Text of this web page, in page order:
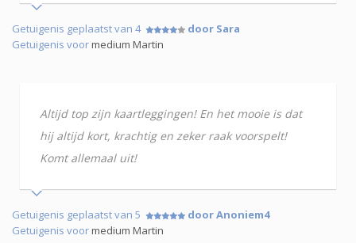
Getuigenis geplaatst van 4
door Sara
Getuigenis voormedium Martin
Altijd top zijn kaartleggingen! En het mooie is dat
hij altijd kort, krachtig en zeker raak voorspelt!
Komt allemaal uit!
Getuigenis geplaatst van 5
door Anoniem4
Getuigenis voormedium Martin